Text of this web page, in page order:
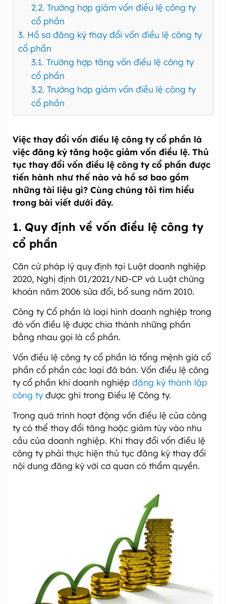
2.2. Trường hợp giảm vốn điều lệ công ty
cổ phần
3. Hồ sơ đăng ký thay đổi vốn điều lệ công ty
cổ phần
3.1. Trường hợp tăng vốn điều lệ công ty
cổ phần
3.2. Trường hợp giảm vốn điều lệ công ty
cổ phần
Việc thay đổi vốn điều lệ công ty cổ phần là
việc đăng ký tăng hoặc giảm vốn điều lệ. Thủ
tục thay đổi vốn điều lệ công ty cổ phần được
tiến hành như thế nào và hồ sơ bao gồm
những tài liệu gì? Cùng chúng tôi tìm hiểu
trong bài viết dưới đây.
1. Quy định về vốn điều lệ công ty
cổ phần
Căn cứ pháp lý quy định tại Luật doanh nghiệp
2020, Nghị định 01/2021/NĐ-CP và Luật chứng
khoán năm 2006 sửa đổi, bổ sung năm 2010.
Công ty Cổ phần là loại hình doanh nghiệp trong
đó vốn điều lệ được chia thành những phần
bằng nhau gọi là cổ phần.
Vốn điều lệ công ty cổ phần là tổng mệnh giá cổ
phần cổ phần các loại đã bán. Vốn điều lệ công
ty cổ phần khi doanh nghiệp đăng ký thành lập
công ty được ghi trong Điều lệ Công ty.
Trong quá trình hoạt động vốn điều lệ của công
ty có thể thay đổi tăng hoặc giảm tùy vào nhu
cầu của doanh nghiệp. Khi thay đổi vốn điều lệ
công ty phải thực hiện thủ tục đăng ký thay đổi
nội dung đăng ký với cơ quan có thẩm quyền.